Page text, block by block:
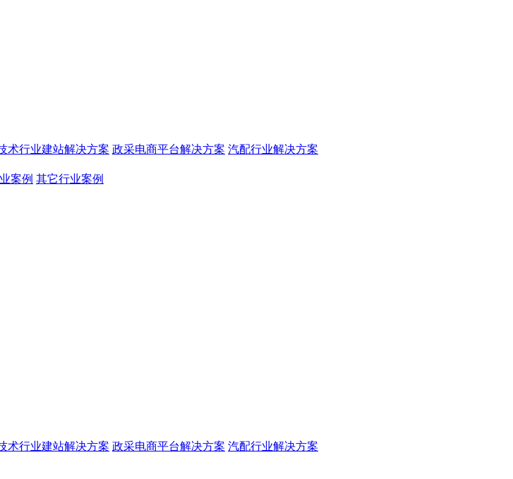
术行业建站解决方案 政采电商平台解决方案 汽配行业解决方案
案例 其它行业案例
术行业建站解决方案 政采电商平台解决方案 汽配行业解决方案